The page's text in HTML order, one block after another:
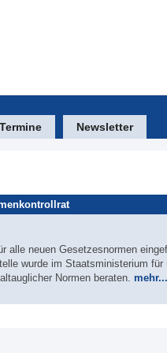
Termine Newsletter
alle neuen Gesetzesnormen
wurde im Staatsministerium für
Normen beraten. mehr...